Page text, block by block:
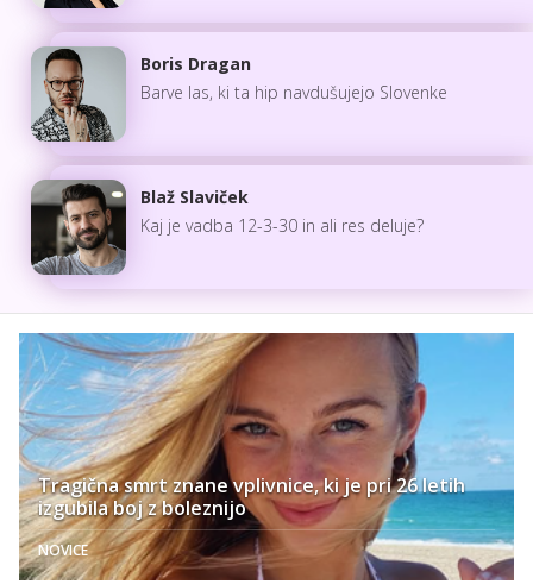
Boris Dragan
Barve las, ki ta hip navdušujejo Slovenke
Blaž Slaviček
Kaj je vadba 12-3-30 in ali res deluje?
Tragična smrt znane vplivnice, ki je pri 26 letih
izgubila boj z boleznijo
NOVICE